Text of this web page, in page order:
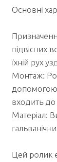
Основні
підвісних
їхній рух
Монтаж:
допомогою
входить до
Матеріал:
Цей ролик